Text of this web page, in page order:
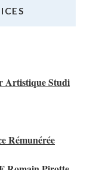
Artistique Studi
Rémunérée